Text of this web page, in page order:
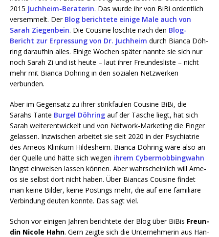
2015 Juch­heim-Bera­te­rin. Das wur­de ihr von BiBi ordent­lich
ver­sem­melt. Der Blog berich­te­te eini­ge Male auch von
Sarah Zie­gen­bein. Die Cou­si­ne lösch­te nach den Blog-
Bericht zur Erpres­sung von Dr. Juch­heim durch Bian­ca Döh­
ring dar­auf­hin alles. Eini­ge Wochen spä­ter nann­te sie sich nur
noch Sarah Zi und ist heu­te – laut ihrer Freun­des­lis­te – nicht
mehr mit Bian­ca Döh­ring in den sozia­len Netz­wer­ken
verbunden.
Aber im Gegen­satz zu ihrer stink­fau­len Cou­si­ne BiBi, die
Sarahs Tan­te Bur­gel Döh­ring auf der Tasche liegt, hat sich
Sarah wei­ter­ent­wi­ckelt und von Net­work-Mar­ke­ting die Fin­ger
gelas­sen. Inzwi­schen arbei­tet sie seit 2020 in der Psych­ia­trie
des Ame­os Kli­ni­kum Hil­des­heim. Bian­ca Döh­ring wäre also an
der Quel­le und hät­te sich wegen ihrem Cyber­mob­bing­wahn
längst ein­wei­sen las­sen kön­nen. Aber wahr­schein­lich will Ame­
os sie selbst dort nicht haben. Über Bian­cas Cou­si­ne fin­det
man kei­ne Bil­der, kei­ne Pos­tings mehr, die auf eine fami­liä­re
Ver­bin­dung deu­ten könn­te. Das sagt viel.
Schon vor eini­gen Jah­ren berich­te­te der Blog über BiBis Freun­
din Nico­le Hahn. Gern zeig­te sich die Unter­neh­me­rin aus Han­